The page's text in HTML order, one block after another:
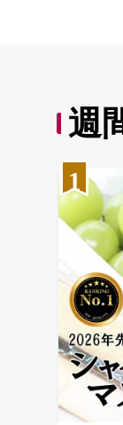
週
1